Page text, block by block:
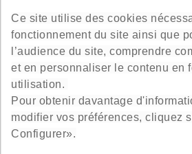
Capsule Dorée À Vis
Prix
3,60 €
Le lot de 12
-
Pot
Prix
Le lot
Ce site utilise des cookies
fonctionnement du site ainsi que
l’audience du site, comprendre
et en personnaliser le contenu en
utilisation.
Pour obtenir davantage
modifier vos préférences, cliquez
Configurer».